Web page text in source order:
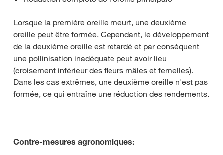
Lorsque la première oreille meurt, une deuxième
oreille peut être formée. Cependant, le développement
de la deuxième oreille est retardé et par conséquent
une pollinisation inadéquate peut avoir lieu
(croisement inférieur des fleurs mâles et femelles).
Dans les cas extrêmes, une deuxième oreille n'est pas
formée, ce qui entraîne une réduction des rendements.
Contre-mesures agronomiques: